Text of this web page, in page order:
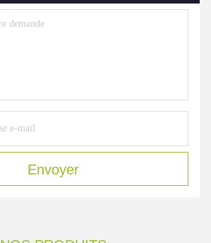
Envoyer